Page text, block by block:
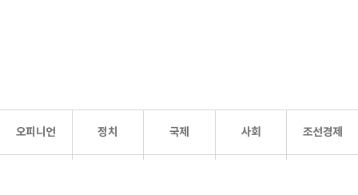
오피니언 정치 국제 사회 조선경제